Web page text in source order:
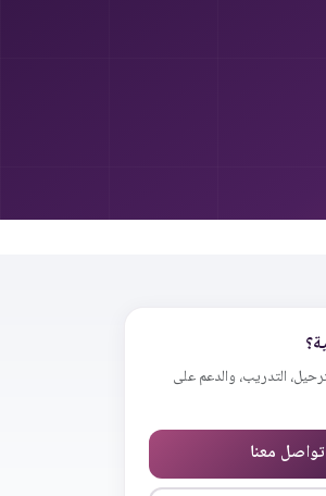
التدريب، والدعم على
تواصل معنا